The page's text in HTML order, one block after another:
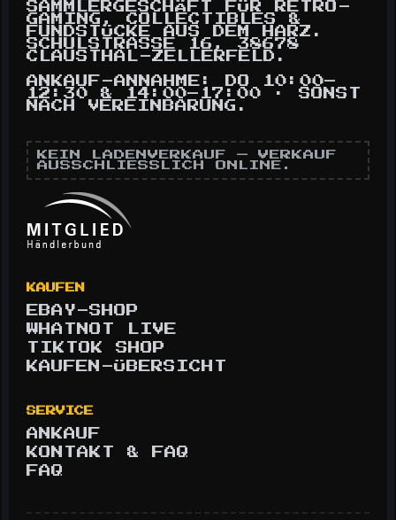
SAMMLERGESCHÄFT FÜR RETRO-
GAMING, COLLECTIBLES &
FUNDSTÜCKE AUS DEM HARZ.
SCHULSTRASSE 16, 38678 C
LAUSTHAL-ZELLERFELD.
ANKAUF-ANNAHME: DO 10:00–
12:30 & 14:00–17:00 · SONST
NACH VEREINBARUNG.
KEIN LADENVERKAUF — VERKAUF
AUSSCHLIESSLICH ONLINE.
KAUFEN
EBAY-SHOP
WHATNOT LIVE
TIKTOK SHOP
KAUFEN-ÜBERSICHT
SERVICE
ANKAUF
KONTAKT & FAQ
FAQ